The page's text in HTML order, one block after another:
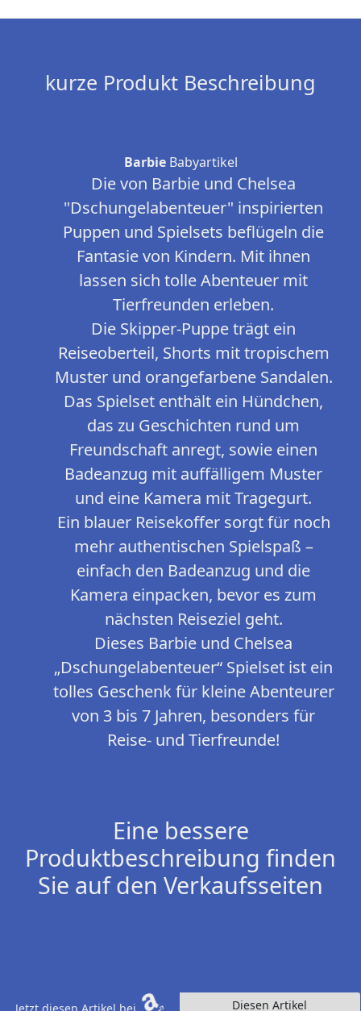
kurze Produkt Beschreibung
BarbieBabyartikel
Die von Barbie und Chelsea
"Dschungelabenteuer" inspirierten
Puppen und Spielsets beflügeln die
Fantasie von Kindern. Mit ihnen
lassen sich tolle Abenteuer mit
Tierfreunden erleben.
Die Skipper-Puppe trägt ein
Reiseoberteil, Shorts mit tropischem
Muster und orangefarbene Sandalen.
Das Spielset enthält ein Hündchen,
das zu Geschichten rund um
Freundschaft anregt, sowie einen
Badeanzug mit auffälligem Muster
und eine Kamera mit Tragegurt.
Ein blauer Reisekoffer sorgt für noch
mehr authentischen Spielspaß –
einfach den Badeanzug und die
Kamera einpacken, bevor es zum
nächsten Reiseziel geht.
Dieses Barbie und Chelsea
„Dschungelabenteuer“ Spielset ist ein
tolles Geschenk für kleine Abenteurer
von 3 bis 7 Jahren, besonders für
Reise- und Tierfreunde!
Eine bessere
Produktbeschreibung finden
Sie auf den Verkaufsseiten
Diesen Artikel